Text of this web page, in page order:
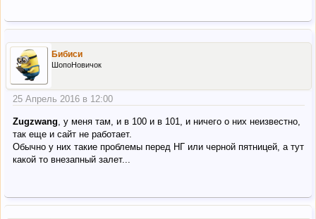
Бибиси
ШопоНовичок
25 Апрель 2016 в 12:00
Zugzwang, у меня там, и в 100 и в 101, и ничего о них неизвестно,
так еще и сайт не работает.
Обычно у них такие проблемы перед НГ или черной пятницей, а тут
какой то внезапный залет...